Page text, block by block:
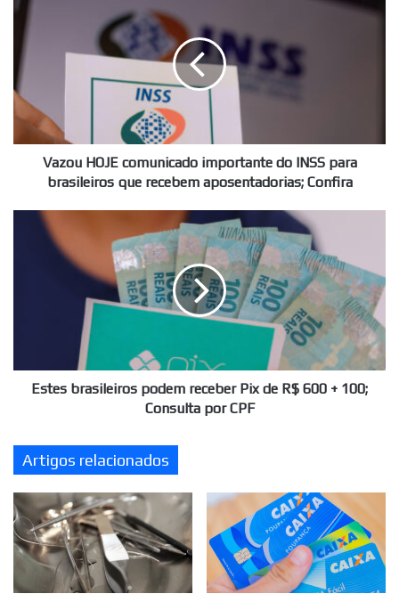
HOJE
comunicado
importante
do
INSS
para
brasileiros
que
recebem
aposentadorias;
Vazou HOJE comunicado importante do INSS para
brasileiros que recebem aposentadorias; Confira
Estes
brasileiros
+
100;
CPF
Estes brasileiros podem receber Pix de R$ 600 + 100;
Consulta por CPF
Artigos relacionados